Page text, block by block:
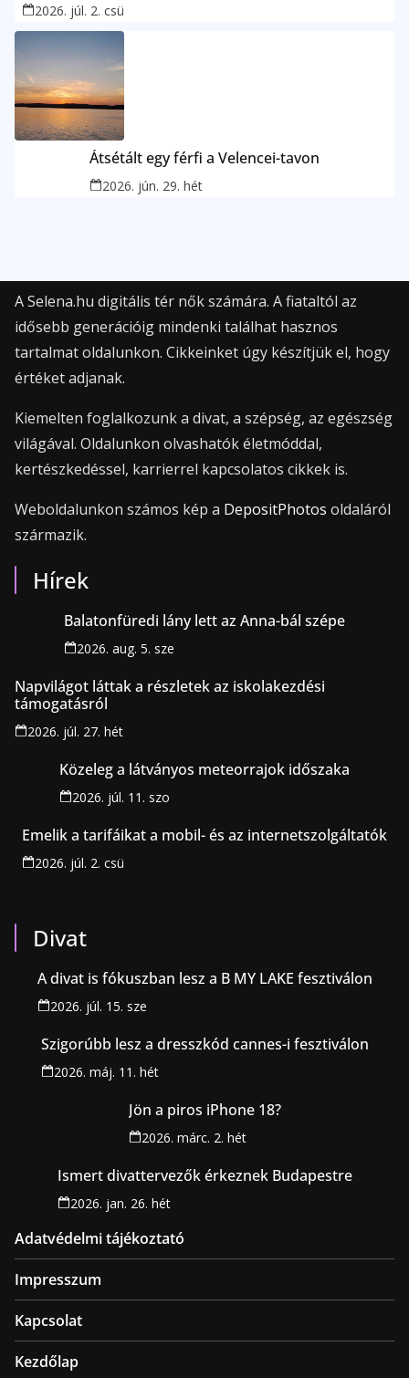
2026. júl. 2. csü
Átsétált egy férfi a Velencei-tavon
2026. jún. 29. hét
A Selena.hu digitális tér nők számára. A fiataltól az
idősebb generációig mindenki találhat hasznos
tartalmat oldalunkon. Cikkeinket úgy készítjük el, hogy
értéket adjanak.
Kiemelten foglalkozunk a divat, a szépség, az egészség
világával. Oldalunkon olvashatók életmóddal,
kertészkedéssel, karrierrel kapcsolatos cikkek is.
Weboldalunkon számos kép a DepositPhotos oldaláról
származik.
Hírek
Balatonfüredi lány lett az Anna-bál szépe
2026. aug. 5. sze
Napvilágot láttak a részletek az iskolakezdési
támogatásról
2026. júl. 27. hét
Közeleg a látványos meteorrajok időszaka
2026. júl. 11. szo
Emelik a tarifáikat a mobil- és az internetszolgáltatók
2026. júl. 2. csü
Divat
A divat is fókuszban lesz a B MY LAKE fesztiválon
2026. júl. 15. sze
Szigorúbb lesz a dresszkód cannes-i fesztiválon
2026. máj. 11. hét
Jön a piros iPhone 18?
2026. márc. 2. hét
Ismert divattervezők érkeznek Budapestre
2026. jan. 26. hét
Adatvédelmi tájékoztató
Impresszum
Kapcsolat
Kezdőlap